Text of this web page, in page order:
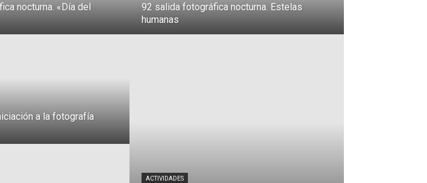
nocturna. «Día del
a la fotografía
92 salida fotográfica nocturna. Estelas
humanas
ACTIVIDADES